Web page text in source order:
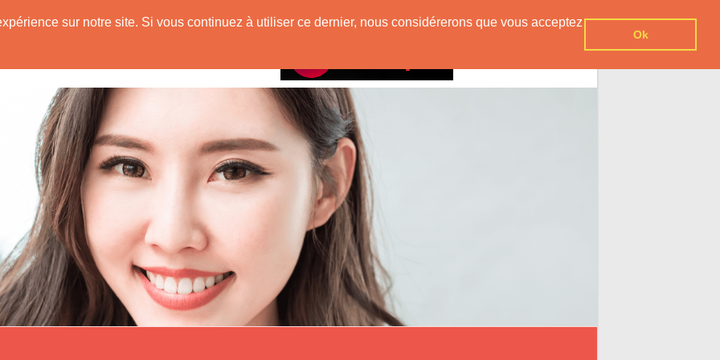
sur notre site. Si vous continuez à utiliser ce dernier, nous considérerons que vous acceptez
Ok
Originaire de Chine !